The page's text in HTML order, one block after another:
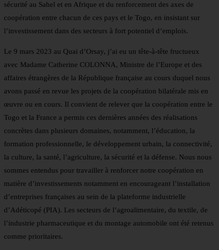
sécurité au Sahel et en Afrique et du renforcement des axes de
coopération entre chacun de ces pays et le Togo, en insistant sur
l’investissement dans des secteurs à fort potentiel d’emplois.
Le 9 mars 2023 au Quai d’Orsay, j’ai eu un tête-à-tête fructueux
avec Madame Catherine COLONNA, Ministre de l’Europe et des
affaires étrangères de la République française au cours duquel nous
avons passé en revue les projets de la coopération bilatérale mis en
œuvre ou en cours. Il convient de relever que la coopération entre le
Togo et la France a permis ces dernières années des réalisations
concrètes dans plusieurs domaines, notamment, l’éducation, la
formation professionnelle, le développement urbain, la connectivité,
la culture, la santé, l’agriculture, la sécurité et la défense. Nous nous
sommes entendus pour travailler à renforcer notre coopération en
matière d’investissements notamment en encourageant l’installation
d’entreprises françaises au sein de la plateforme industrielle
d’Adéticopé (PIA). Les secteurs de l’agroalimentaire, du textile, de
l’industrie pharmaceutique et du montage automobile ont été retenus
comme prioritaires.